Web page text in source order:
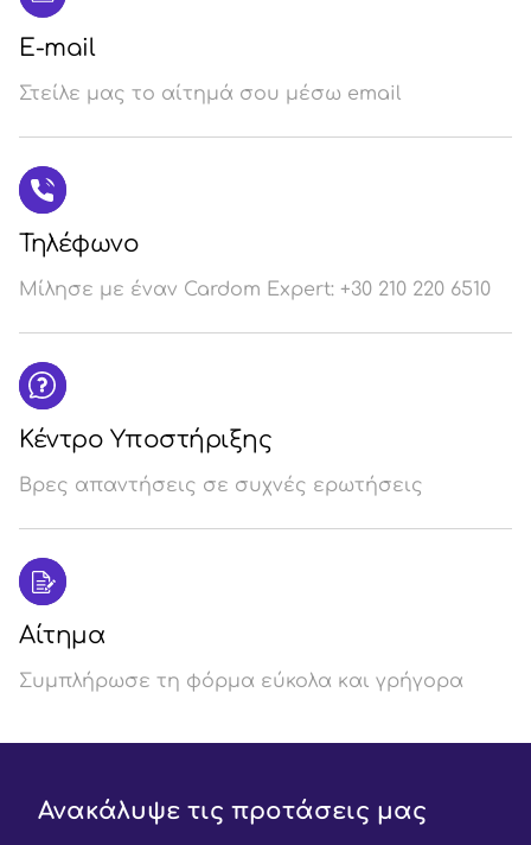
E-mail
Στείλε μας το αίτημά σου μέσω email
Τηλέφωνο
Μίλησε με έναν Cardom Expert: +30 210 220 6510
Κέντρο Υποστήριξης
Βρες απαντήσεις σε συχνές ερωτήσεις
Αίτημα
Συμπλήρωσε τη φόρμα εύκολα και γρήγορα
Ανακάλυψε τις προτάσεις μας